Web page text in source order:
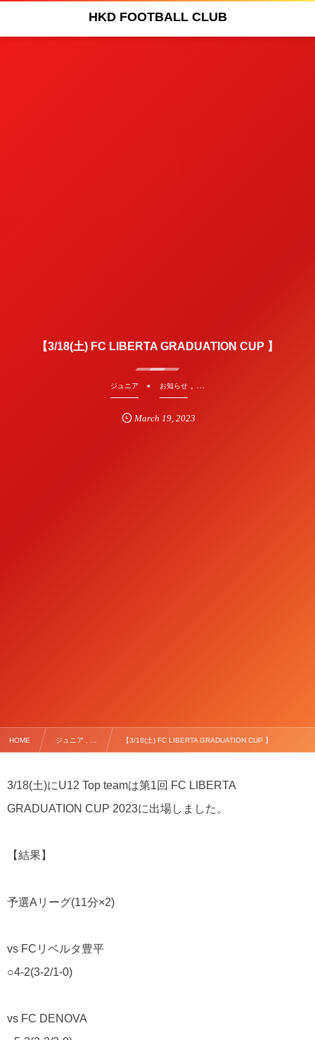
HKD FOOTBALL CLUB
【3/18(土) FC LIBERTA GRADUATION CUP 】
ジュニア お知らせ, …
March 19,2023
HOME ジュニア , … 【3/18(土) FC LIBERTA GRADUATION CUP 】
3/18(土)にU12 Top teamは第1回 FC LIBERTA
GRADUATION CUP 2023に出場しました。
【結果】
予選A リーグ(11分×2)
vs FC リベルタ豊平
○4-2(3-2/1-0)
vs FC DENOVA